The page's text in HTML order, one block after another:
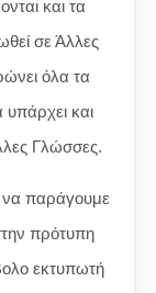
και τα
σε Άλλες
όλα τα
και
Γλώσσες.
να παράγουμε
πρότυπη
εκτυπωτή